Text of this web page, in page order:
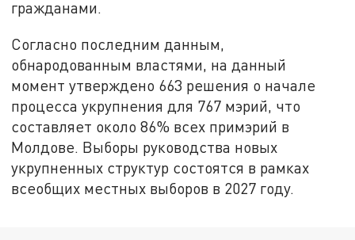
гражданами.
Согласно последним данным,
обнародованным властями, на данный
момент утверждено 663 решения о начале
процесса укрупнения для 767 мэрий, что
составляет около 86% всех примэрий в
Молдове. Выборы руководства новых
укрупненных структур состоятся в рамках
всеобщих местных выборов в 2027 году.